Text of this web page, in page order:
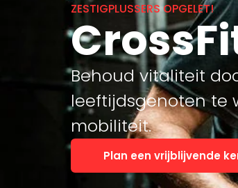
ZESTIGPLUSSERS OPGELET!
Behoud vitaliteit
leeftijdsgenoten te
mobiliteit.
Plan een vrijblijvende